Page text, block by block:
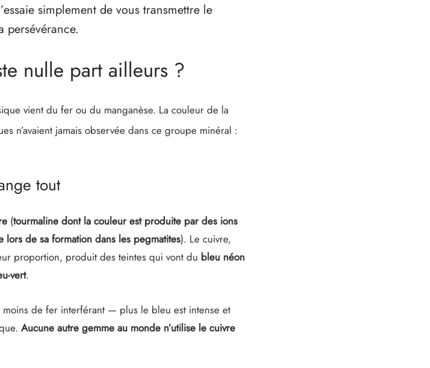
simplement de vous transmettre le
nulle part ailleurs ?
vient du fer ou du manganèse. La couleur de la
n’avaient jamais observée dans ce groupe minéral :
tout
(tourmaline dont la couleur est produite par des ions
de sa formation dans les pegmatites). Le cuivre,
proportion, produit des teintes qui vont du bleu néon
vert.
de fer interférant — plus le bleu est intense et
Aucune autre gemme au monde n’utilise le cuivre